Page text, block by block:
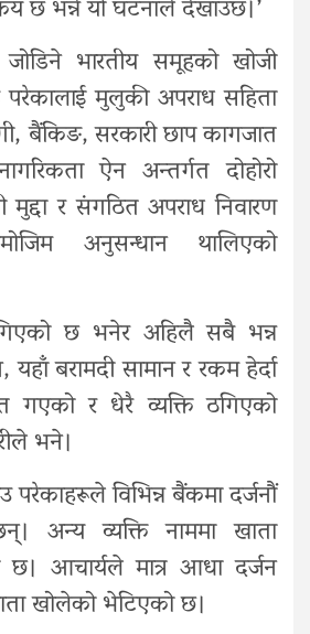
छ भन्ने यो घटनाले देखाउँछ।’
भारतीय समूहको खोजी
मुलुकी अपराध सहिता
बैंकिङ, सरकारी छाप कागजात
ऐन अन्तर्गत दोहोरो
मुद्दा र संगठित अपराध निवारण
अनुसन्धान थालिएको
छ भनेर अहिलै सबै भन्न
बरामदी सामान र रकम हेर्दा
गएको र धेरै व्यक्ति ठगिएको
भने।
विभिन्न बैंकमा दर्जनौं
अन्य व्यक्ति नाममा खाता
आचार्यले मात्र आधा दर्जन
खोलेको भेटिएको छ।